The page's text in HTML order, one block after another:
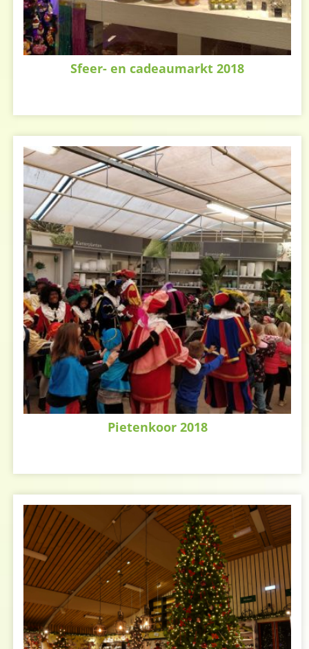
Sfeer- en cadeaumarkt 2018
Pietenkoor 2018